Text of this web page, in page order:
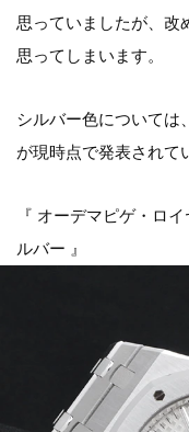
思っていましたが、改
思ってしまいます。
シルバー色については
が現時点で発表されて
『 オーデマピゲ・ロ
ルバー 』